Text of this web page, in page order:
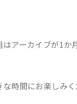
アーカイブが1か
時間にお楽しみく